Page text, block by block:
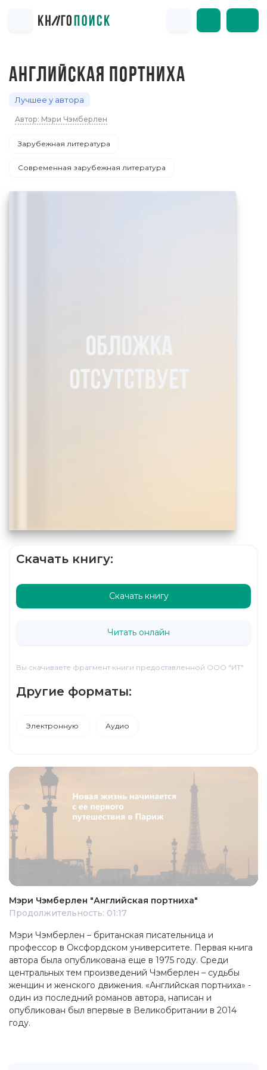
АНГЛИЙСКАЯ ПОРТНИХА
Лучшее у автора
Автор: Мэри Чэмберлен
Зарубежная литература
Современная зарубежная литература
Скачать книгу:
Скачать книгу
Читать онлайн
Вы скачиваете фрагмент книги предоставленной ООО "ИТ"
Другие форматы:
Электронную Аудио
Мэри Чэмберлен "Английская портниха"
Продолжительность: 01:17
Мэри Чэмберлен – британская писательница и
профессор в Оксфордском университете. Первая книга
автора была опубликована еще в 1975 году. Среди
центральных тем произведений Чэмберлен – судьбы
женщин и женского движения. «Английская портниха» -
один из последний романов автора, написан и
опубликован был впервые в Великобритании в 2014
году.